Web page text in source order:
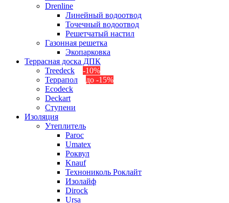
Drenline
Линейный водоотвод
Точечный водоотвод
Решетчатый настил
Газонная решетка
Экопарковка
Террасная доска ДПК
Treedeck
-10%
Террапол
до -15%
Ecodeck
Deckart
Ступени
Изоляция
Утеплитель
Paroc
Umatex
Роквул
Knauf
Технониколь Роклайт
Изолайф
Dirock
Ursa